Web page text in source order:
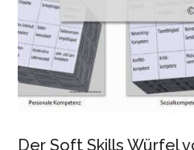
Der Soft Skills Würfel